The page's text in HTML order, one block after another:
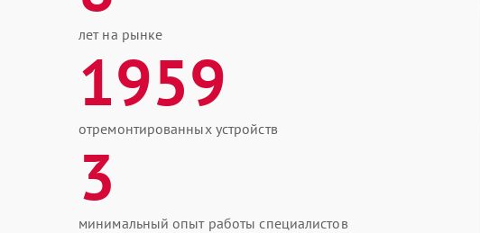
лет на рынке
1959
отремонтированных устройств
3
минимальный опыт работы специалистов